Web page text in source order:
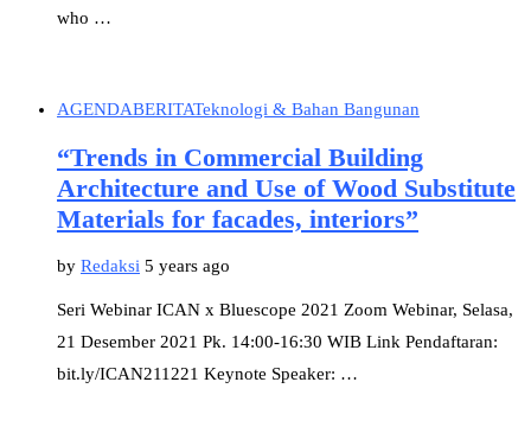
who …
AGENDABERITATeknologi & Bahan Bangunan
“Trends in Commercial Building
Architecture and Use of Wood Substitute
Materials for facades, interiors”
by Redaksi 5 years ago
Seri Webinar ICAN x Bluescope 2021 Zoom Webinar, Selasa,
21 Desember 2021 Pk. 14:00-16:30 WIB Link Pendaftaran:
bit.ly/ICAN211221 Keynote Speaker: …